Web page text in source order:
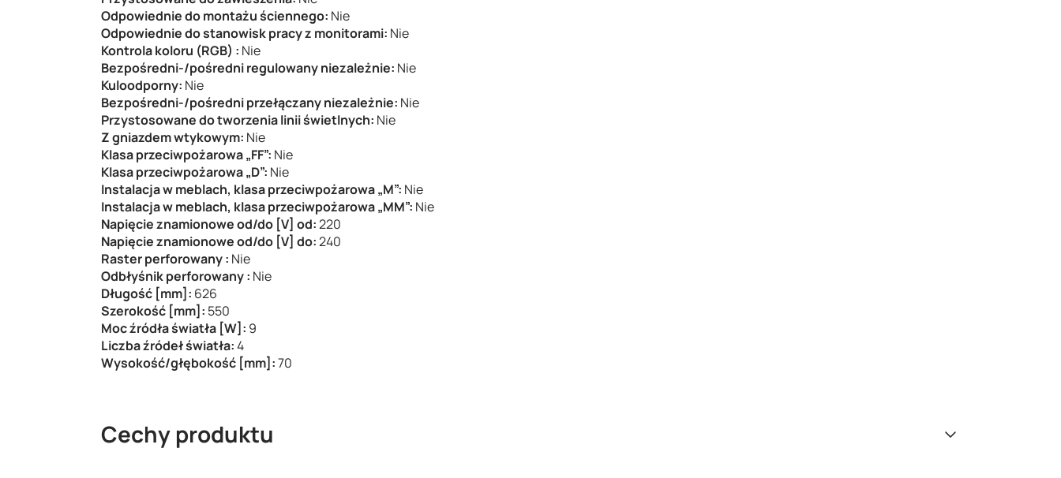
Odpowiednie do montażu ściennego: Nie
Odpowiednie do stanowisk pracy z monitorami: Nie
Kontrola koloru (RGB) : Nie
Bezpośredni-/pośredni regulowany niezależnie: Nie
Kuloodporny: Nie
Bezpośredni-/pośredni przełączany niezależnie: Nie
Przystosowane do tworzenia linii świetlnych: Nie
Z gniazdem wtykowym: Nie
Klasa przeciwpożarowa „FF”: Nie
Klasa przeciwpożarowa „D”: Nie
Instalacja w meblach, klasa przeciwpożarowa „M”: Nie
Instalacja w meblach, klasa przeciwpożarowa „MM”: Nie
Napięcie znamionowe od/do [V] od:220
Napięcie znamionowe od/do [V] do:240
Raster perforowany : Nie
Odbłyśnik perforowany : Nie
Długość [mm]: 626
Szerokość [mm]: 550
Moc źródła światła [W]: 9
Liczba źródeł światła:4
Wysokość/głębokość [mm]:70
Cechy produktu